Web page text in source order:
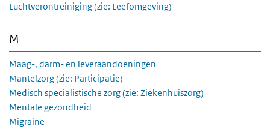
Luchtverontreiniging (zie: Leefomgeving)
M
Maag-, darm- en leveraandoeningen
Mantelzorg (zie: Participatie)
Medisch specialistische zorg (zie: Ziekenhuiszorg)
Mentale gezondheid
Migraine